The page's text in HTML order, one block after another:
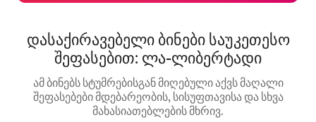
დასაქირავებელი ბინები საუკეთესო
შეფასებით: ლა-ლიბერტადი
ამ ბინებს სტუმრებისგან მიღებული აქვს მაღალი
შეფასებები მდებარეობის, სისუფთავისა და სხვა
მახასიათებლების მხრივ.